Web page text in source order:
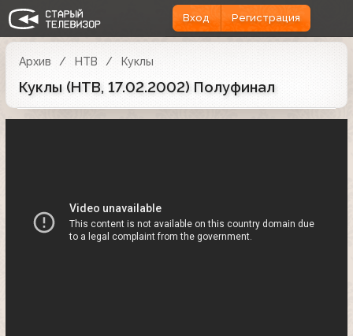
Вход Регистрация
Архив НТВ Куклы
Куклы (НТВ, 17.02.2002) Полуфинал